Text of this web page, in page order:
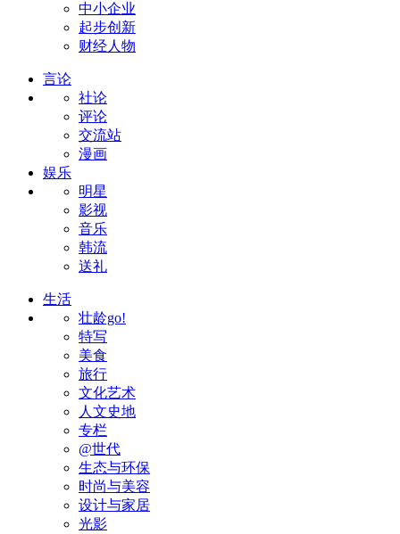
中小企业
起步创新
财经人物
言论
社论
评论
交流站
漫画
娱乐
明星
影视
音乐
韩流
送礼
生活
壮龄go!
特写
美食
旅行
文化艺术
人文史地
专栏
@世代
生态与环保
时尚与美容
设计与家居
光影